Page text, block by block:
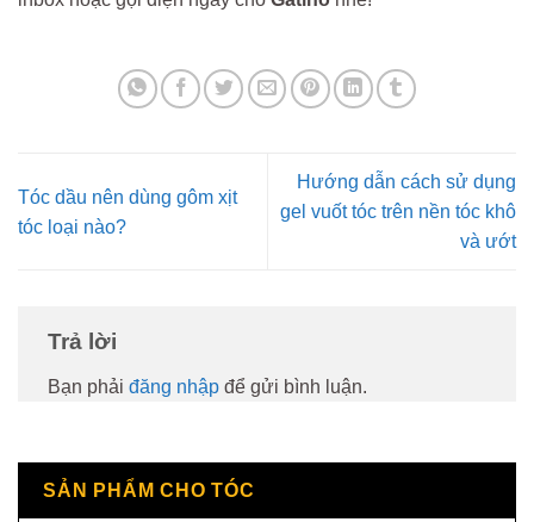
SẢN PHẨM CHO TÓC
Tóc dầu nên dùng gôm xịt
tóc loại nào?
Hướng dẫn cách sử dụng
gel vuốt tóc trên nền tóc khô
và ướt
Trả lời
Bạn phải đăng nhập để gửi bình luận.